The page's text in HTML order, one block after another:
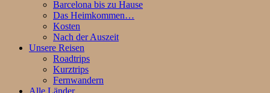
Barcelona bis zu Hause
Das Heimkommen…
Kosten
Nach der Auszeit
Unsere Reisen
Roadtrips
Kurztrips
Fernwandern
Alle Länder